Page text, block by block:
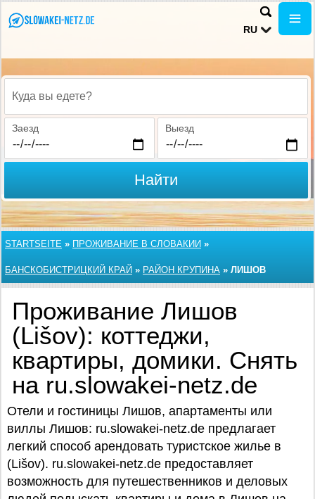
RU
Куда вы едете?
Заезд Выезд
Найти
STARTSEITE » ПРОЖИВАНИЕ В СЛОВАКИИ »
БАНСКОБИСТРИЦКИЙ КРАЙ » РАЙОН КРУПИНА » ЛИШОВ
Проживание Лишов
(Lišov): коттеджи,
квартиры, домики. Снять
на ru.slowakei-netz.de
Отели и гостиницы Лишов, апартаменты или
виллы Лишов: ru.slowakei-netz.de предлагает
легкий способ арендовать туристское жилье в
(Lišov). ru.slowakei-netz.de предоставляет
возможность для путешественников и деловых